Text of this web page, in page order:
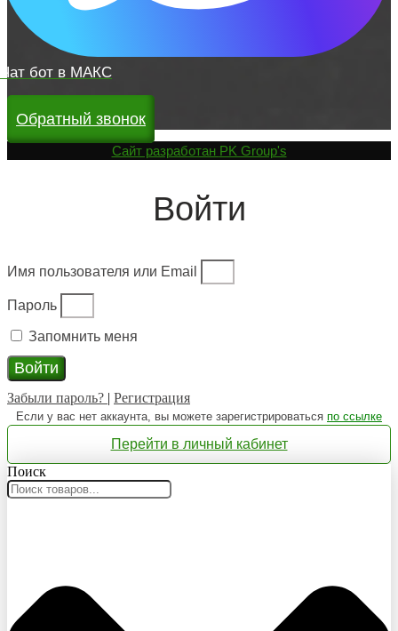
Чат бот в МАКС
Обратный звонок
Cайт разработан PK Group's
Войти
Имя пользователя или Email
Пароль
Запомнить меня
Войти
Забыли пароль? | Регистрация
Если у вас нет аккаунта, вы можете зарегистрироваться по ссылке
Перейти в личный кабинет
Поиск